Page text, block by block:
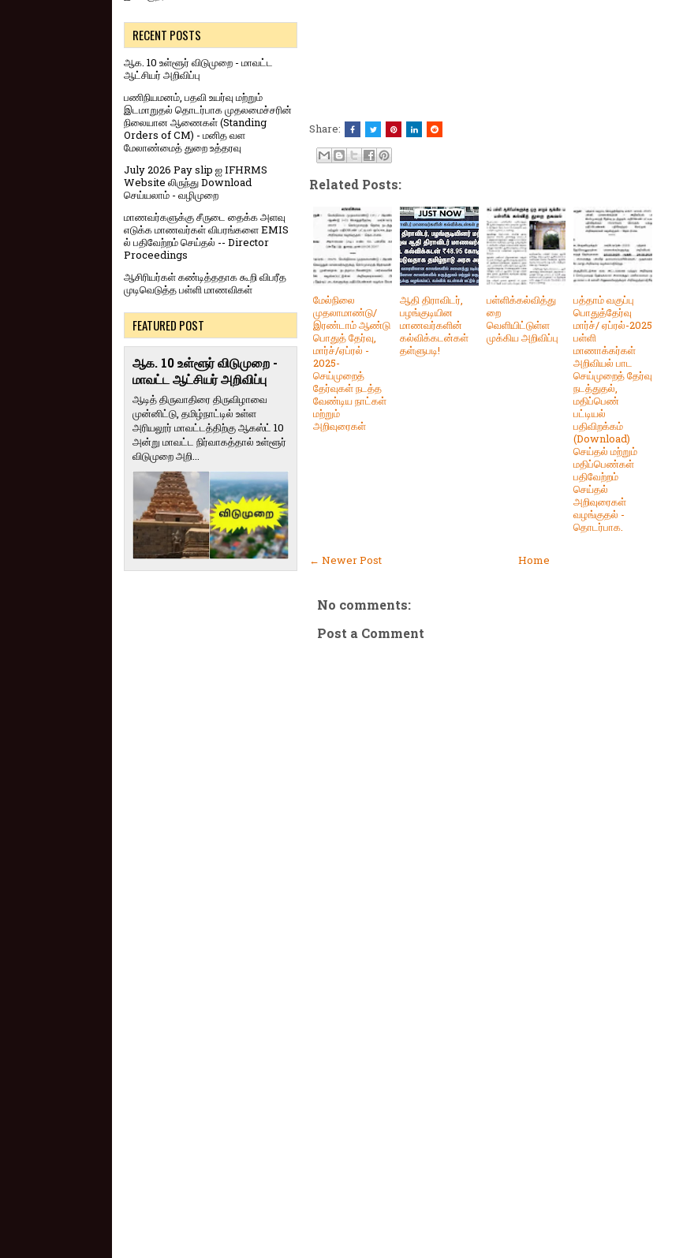
Share:
Related Posts:
மேல்நிலை
முதலாமாண்டு/
இரண்டாம் ஆண்டு
பொதுத் தேர்வு,
மார்ச்/ஏப்ரல் -
2025-
செய்முறைத்
தேர்வுகள் நடத்த
வேண்டிய நாட்கள்
மற்றும்
அறிவுரைகள்
ஆதி திராவிடர்,
பழங்குடியின
மாணவர்களின்
கல்விக்கடன்கள்
தள்ளுபடி!
பள்ளிக்கல்வித்து
றை
வெளியிட்டுள்ள
முக்கிய அறிவிப்பு
பத்தாம் வகுப்பு
பொதுத்தேர்வு
மார்ச்/ ஏப்ரல்-2025
பள்ளி
மாணாக்கர்கள்
அறிவியல் பாட
செய்முறைத் தேர்வு
நடத்துதல்,
மதிப்பெண்
பட்டியல்
பதிவிறக்கம்
(Download)
செய்தல் மற்றும்
மதிப்பெண்கள்
பதிவேற்றம்
செய்தல்
அறிவுரைகள்
வழங்குதல் -
தொடர்பாக.
← Newer Post Home
No comments:
Post a Comment
RECENT POSTS
ஆக. 10 உள்ளூர் விடுமுறை - மாவட்ட
ஆட்சியர் அறிவிப்பு
பணிநியமனம், பதவி உயர்வு மற்றும்
இடமாறுதல் தொடர்பாக முதலமைச்சரின்
நிலையான ஆணைகள் (Standing
Orders of CM) - மனித வள
மேலாண்மைத் துறை உத்தரவு
July 2026 Pay slip ஐ IFHRMS
Website லிருந்து Download
செய்யலாம் - வழிமுறை
மாணவர்களுக்கு சீருடை தைக்க அளவு
எடுக்க மாணவர்கள் விபரங்களை EMIS
ல் பதிவேற்றம் செய்தல் -- Director
Proceedings
ஆசிரியர்கள் கண்டித்ததாக கூறி விபரீத
முடிவெடுத்த பள்ளி மாணவிகள்
FEATURED POST
ஆக. 10 உள்ளூர் விடுமுறை -
மாவட்ட ஆட்சியர் அறிவிப்பு
ஆடித் திருவாதிரை திருவிழாவை
முன்னிட்டு, தமிழ்நாட்டில் உள்ள
அரியலூர் மாவட்டத்திற்கு ஆகஸ்ட் 10
அன்று மாவட்ட நிர்வாகத்தால் உள்ளூர்
விடுமுறை அறி...